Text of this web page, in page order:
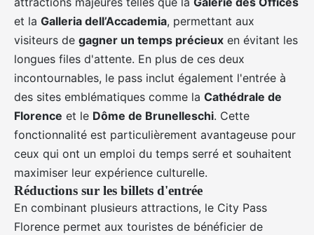
et la Galleria dell’Accademia, permettant aux
visiteurs de gagner un temps précieux en évitant les
longues files d'attente. En plus de ces deux
incontournables, le pass inclut également l'entrée à
des sites emblématiques comme la Cathédrale de
Florence et le Dôme de Brunelleschi. Cette
fonctionnalité est particulièrement avantageuse pour
ceux qui ont un emploi du temps serré et souhaitent
maximiser leur expérience culturelle.
Réductions sur les billets d'entrée
En combinant plusieurs attractions, le City Pass
Florence permet aux touristes de bénéficier de